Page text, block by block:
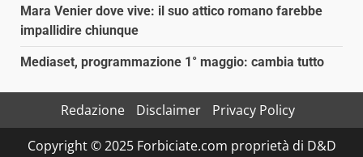
Mara Venier dove vive: il suo attico romano farebbe
impallidire chiunque
Mediaset, programmazione 1° maggio: cambia tutto
Redazione Disclaimer
Privacy Policy
Copyright © 2025 Forbiciate.com proprietà di D&D